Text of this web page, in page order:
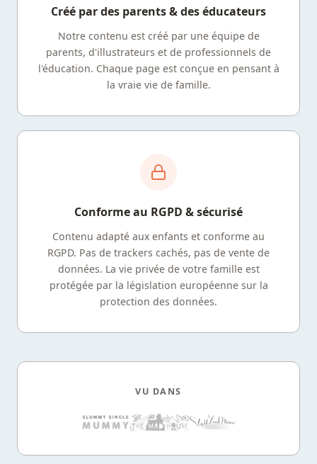
Créé par des parents & des éducateurs
Notre contenu est créé par une équipe de
parents, d'illustrateurs et de professionnels de
l'éducation. Chaque page est conçue en pensant à
la vraie vie de famille.
Conforme au RGPD & sécurisé
Contenu adapté aux enfants et conforme au
RGPD. Pas de trackers cachés, pas de vente de
données. La vie privée de votre famille est
protégée par la législation européenne sur la
protection des données.
VU DANS